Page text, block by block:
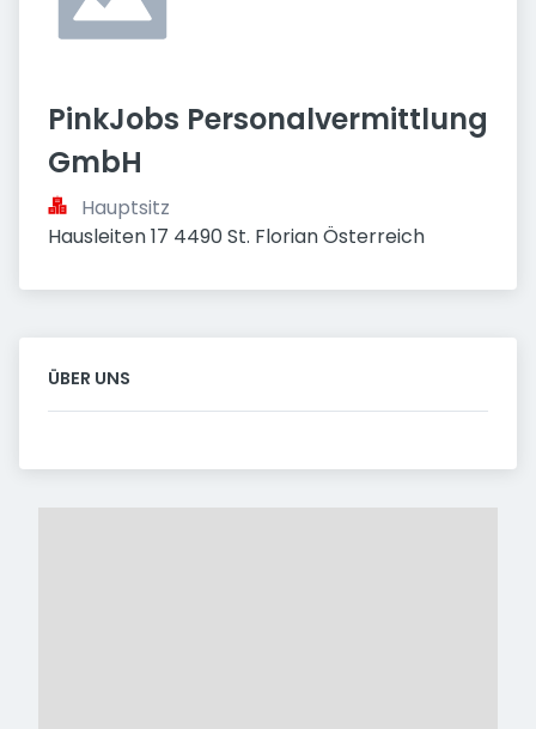
PinkJobs Personalvermittlung
GmbH
Hauptsitz
Hausleiten 17 4490 St. Florian Österreich
ÜBER UNS